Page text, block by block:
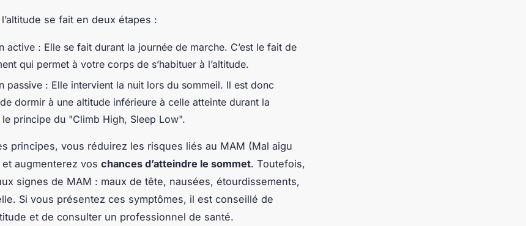
l’altitude se fait en deux étapes :
active : Elle se fait durant la journée de marche. C’est le fait de
qui permet à votre corps de s’habituer à l’altitude.
passive : Elle intervient la nuit lors du sommeil. Il est donc
dormir à une altitude inférieure à celle atteinte durant la
le principe du "Climb High, Sleep Low".
principes, vous réduirez les risques liés au MAM (Mal aigu
augmenterez vos chances d’atteindre le sommet. Toutefois,
signes de MAM : maux de tête, nausées, étourdissements,
Si vous présentez ces symptômes, il est conseillé de
et de consulter un professionnel de santé.